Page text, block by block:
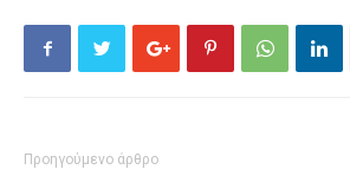
Προηγούμενο άρθρο